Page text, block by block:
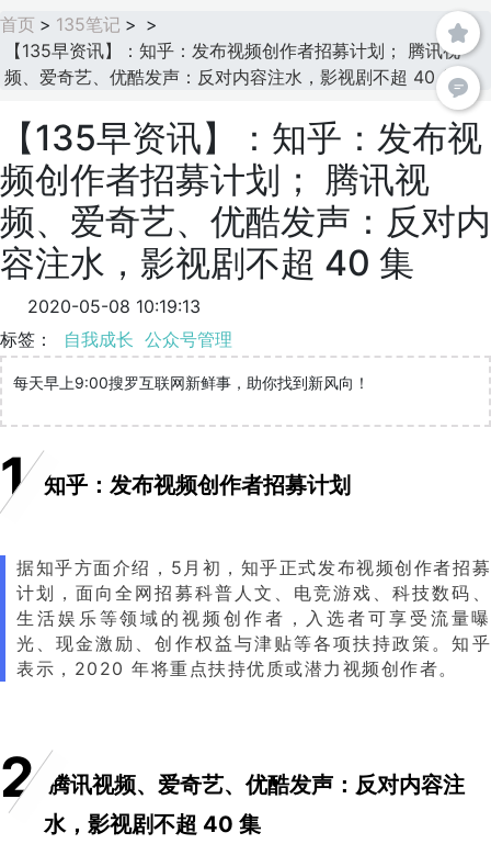
首页 > 135笔记 > >
【135早资讯】：知乎：发布视频创作者招募计划； 腾讯视
频、爱奇艺、优酷发声：反对内容注水，影视剧不超 40 集
【135早资讯】：知乎：发布视
频创作者招募计划； 腾讯视
频、爱奇艺、优酷发声：反对内
容注水，影视剧不超 40 集
2020-05-08 10:19:13
标签： 自我成长 公众号管理
每天早上9:00搜罗互联网新鲜事，助你找到新风向！
1 知乎：发布视频创作者招募计划
据知乎方面介绍，5月初，知乎正式发布视频创作者招募
计划，面向全网招募科普人文、电竞游戏、科技数码、
生活娱乐等领域的视频创作者，入选者可享受流量曝
光、现金激励、创作权益与津贴等各项扶持政策。知乎
表示，2020 年将重点扶持优质或潜力视频创作者。
2 腾讯视频、爱奇艺、优酷发声：反对内容注
水，影视剧不超 40 集